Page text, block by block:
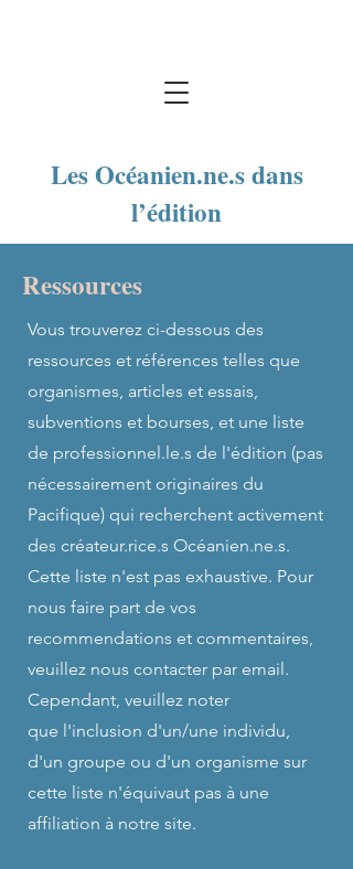
Les Océanien.ne.s dans
l’édition
Ressources
Vous trouverez ci-dessous des
ressources et références telles que
organismes, articles et essais,
subventions et bourses, et une liste
de professionnel.le.s de l'édition (pas
nécessairement originaires du
Pacifique) qui recherchent activement
des créateur.rice.s Océanien.ne.s.
Cette liste n'est pas exhaustive. Pour
nous faire part de vos
recommendations et commentaires,
veuillez nous contacter par email.
Cependant, veuillez noter
que l'inclusion d'un/une individu,
d'un groupe ou d'un organisme sur
cette liste n'équivaut pas à une
affiliation à notre site.